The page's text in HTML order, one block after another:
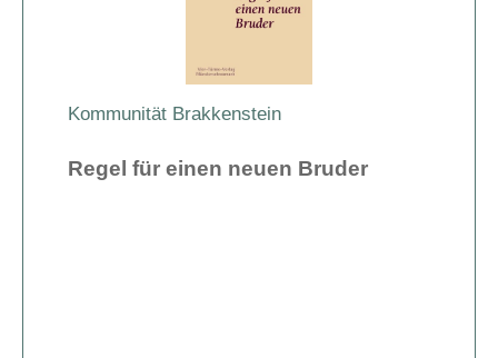
Kommunität Brakkenstein
Regel für einen neuen Bruder